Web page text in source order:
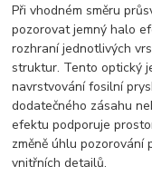
Při vhodném směru
pozorovat jemný halo
rozhraní jednotlivých
struktur. Tento optický
navrstvování fosilní
dodatečného zásahu
efektu podporuje
změně úhlu pozorování
vnitřních detailů.